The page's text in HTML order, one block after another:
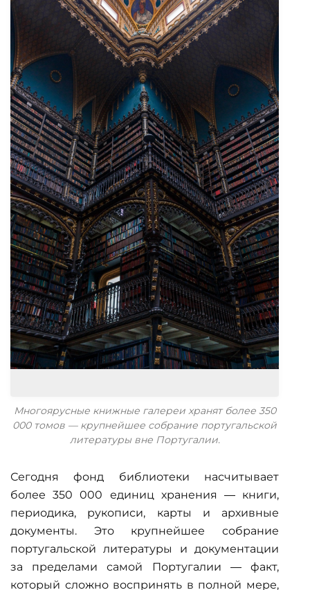
Многоярусные книжные галереи хранят более 350
000 томов — крупнейшее собрание португальской
литературы вне Португалии.
Сегодня фонд библиотеки насчитывает
более 350 000 единиц хранения — книги,
периодика, рукописи, карты и архивные
документы. Это крупнейшее собрание
португальской литературы и документации
за пределами самой Португалии — факт,
который сложно воспринять в полной мере,